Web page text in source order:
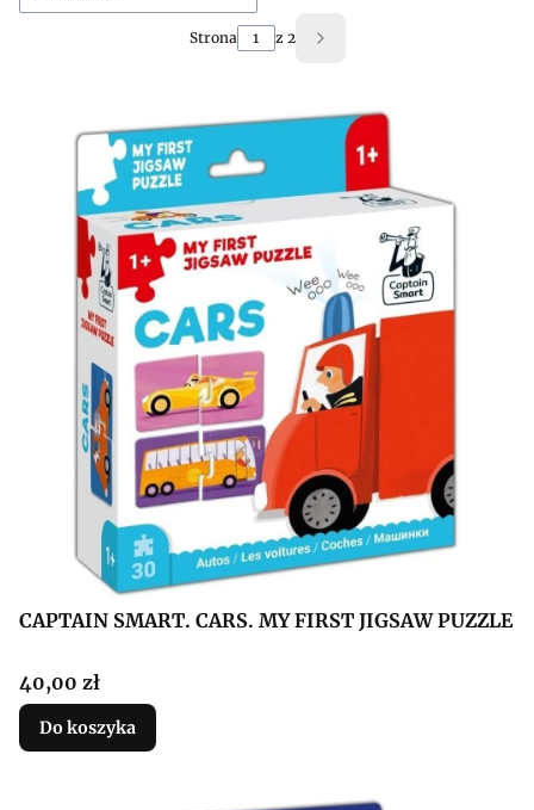
Strona z 2 Następne produkty
CAPTAIN SMART. CARS. MY FIRST JIGSAW PUZZLE
Cena
40,00 zł
Do koszyka